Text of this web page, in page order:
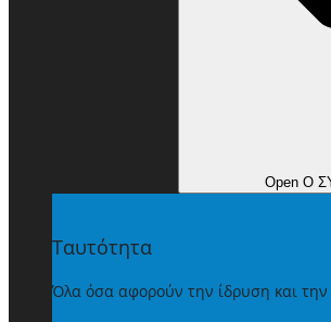
Open Ο
Ταυτότητα
Όλα όσα αφορούν την ίδρυση και